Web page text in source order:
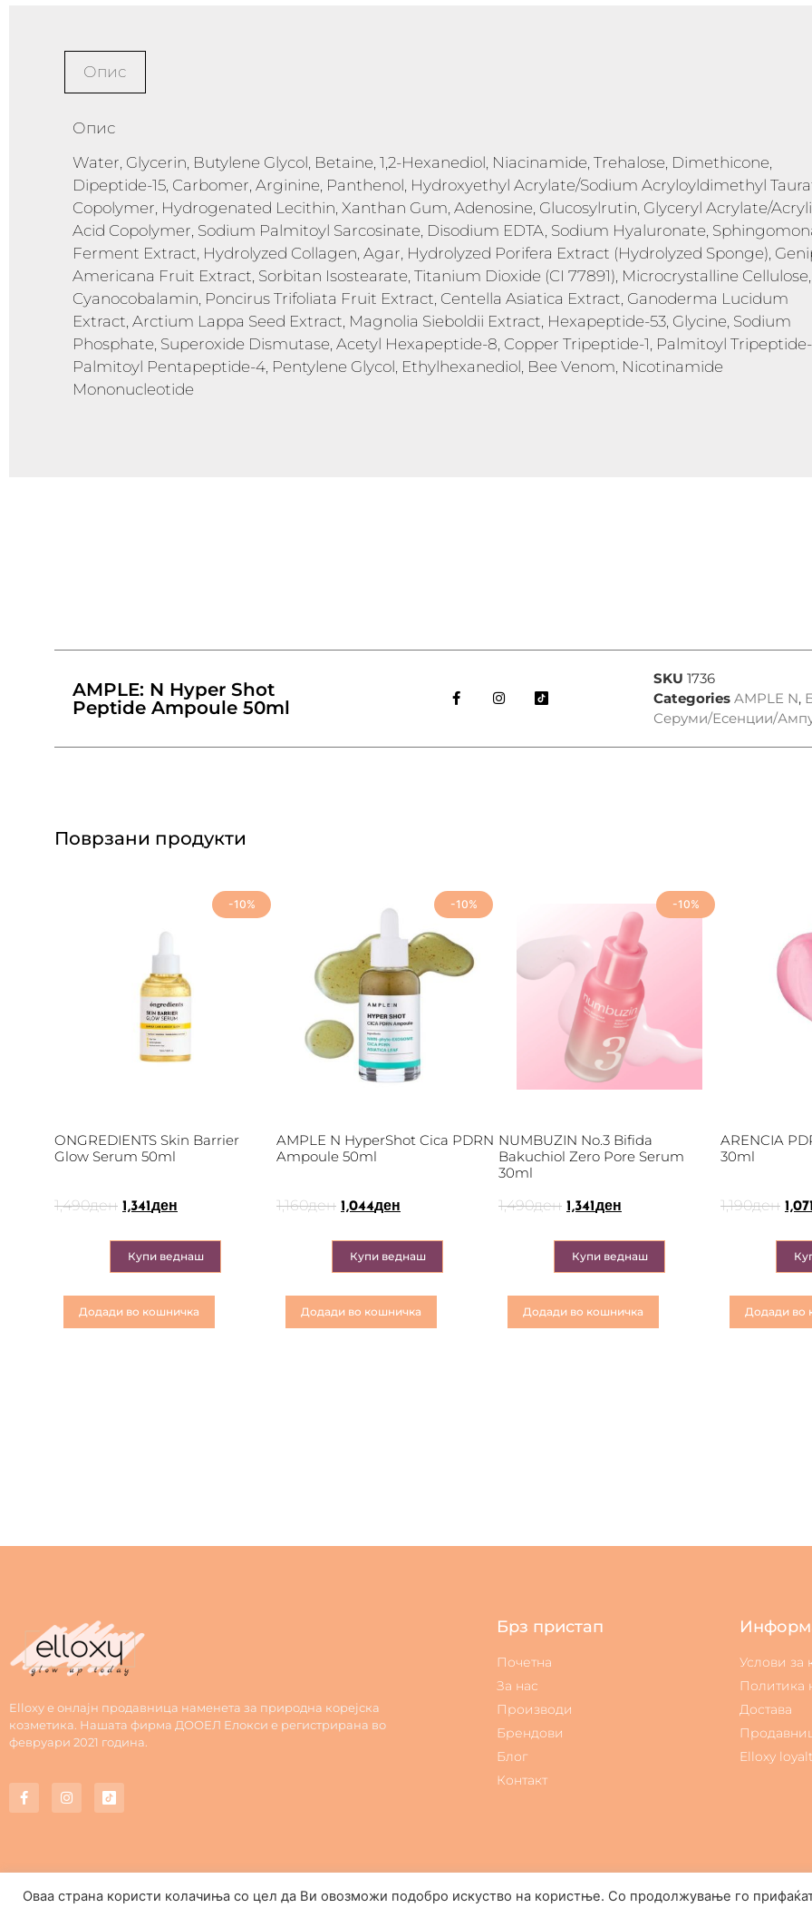
Опис
Опис
Water, Glycerin, Butylene Glycol, Betaine, 1,2-Hexanediol, Niacinamide, Trehalose, Dimethicone,
Dipeptide-15, Carbomer, Arginine, Panthenol, Hydroxyethyl Acrylate/Sodium Acryloyldimethyl
Copolymer, Hydrogenated Lecithin, Xanthan Gum, Adenosine, Glucosylrutin, Glyceryl Acrylate/
Acid Copolymer, Sodium Palmitoyl Sarcosinate, Disodium EDTA, Sodium Hyaluronate,
Ferment Extract, Hydrolyzed Collagen, Agar, Hydrolyzed Porifera Extract (Hydrolyzed Sponge),
Americana Fruit Extract, Sorbitan Isostearate, Titanium Dioxide (CI 77891), Microcrystalline Cellulose,
Cyanocobalamin, Poncirus Trifoliata Fruit Extract, Centella Asiatica Extract, Ganoderma Lucidum
Extract, Arctium Lappa Seed Extract, Magnolia Sieboldii Extract, Hexapeptide-53, Glycine, Sodium
Phosphate, Superoxide Dismutase, Acetyl Hexapeptide-8, Copper Tripeptide-1, Palmitoyl Tripeptide-
Palmitoyl Pentapeptide-4, Pentylene Glycol, Ethylhexanediol, Bee Venom, Nicotinamide
Mononucleotide
AMPLE: N Hyper Shot
Peptide Ampoule 50ml
SKU 1736
Categories AMPLE N,
Серуми/Есенции/
Поврзани продукти
-10%
ONGREDIENTS Skin Barrier
Glow Serum 50ml
1,490ден 1,341 ден
Купи веднаш
Додади во кошничка
-10%
AMPLE N HyperShot Cica PDRN
Ampoule 50ml
1,160ден 1,044ден
Купи веднаш
Додади во кошничка
-10%
NUMBUZIN No.3 Bifida
Bakuchiol Zero Pore Serum
30ml
1,490ден 1,341 ден
Купи веднаш
Додади во кошничка
ARENCIA
30ml
1,190ден
Додади во
Elloxy е онлајн продавница наменета за природна корејска
козметика. Нашата фирма ДООЕЛ Елокси е регистрирана во
февруари 2021 година.
Брз пристап
Почетна
За нас
Производи
Брендови
Блог
Контакт
Услови за
Политика
Достава
Elloxy
Elloxy Cosmetic © All rights reserved
Оваа страна користи колачиња со цел да Ви овозможи подобро искуство на користње. Со продолжување го